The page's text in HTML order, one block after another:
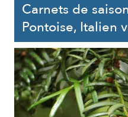
Carnets de
Pontoise, Italien